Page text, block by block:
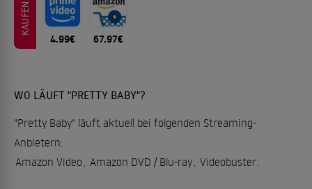
KAUFEN
4.99€ 67.97€
WO LÄUFT "PRETTY BABY"?
"Pretty Baby" läuft aktuell bei folgenden Streaming-
Anbietern:
Amazon Video , Amazon DVD / Blu-ray, Videobuster.